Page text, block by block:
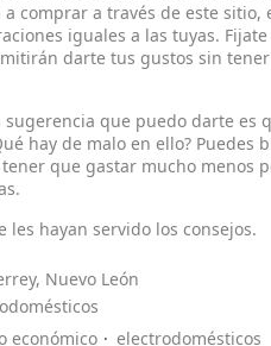
a comprar a través de este
iguales a las tuyas.
darte tus gustos sin
sugerencia que puedo darte es
hay de malo en ello? Puedes
que gastar mucho menos
les hayan servido los consejos.
Nuevo León
económico
electrodomésticos